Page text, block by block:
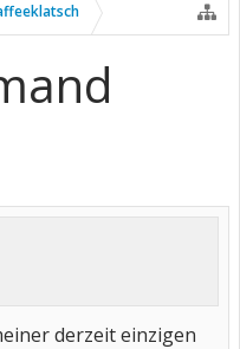
derzeit einzigen